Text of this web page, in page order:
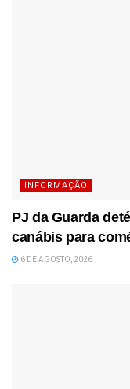
INFORMAÇÃO
PJ da Guarda
canábis para
6 DE AGOSTO, 2026